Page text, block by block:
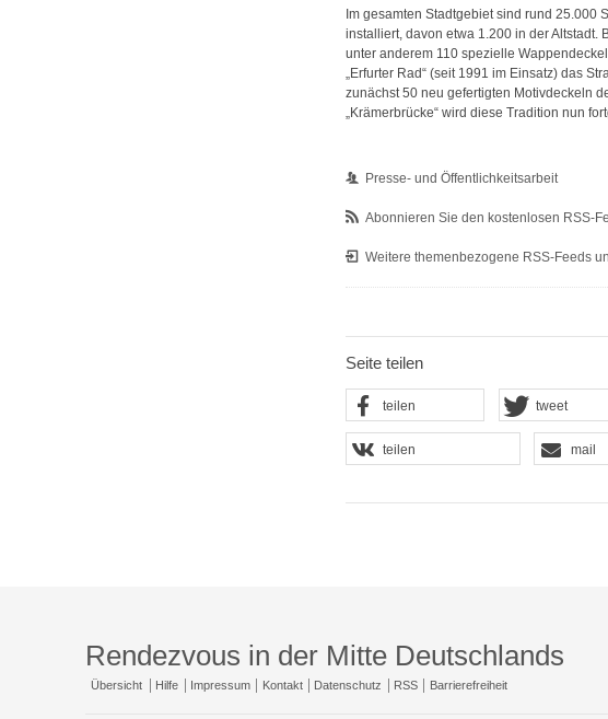
Im gesamten Stadtgebiet sind rund 25.000
installiert, davon etwa 1.200 in der Altstadt.
unter anderem 110 spezielle
„Erfurter Rad“ (seit 1991 im Einsatz) das
zunächst 50 neu gefertigten Motivdeckeln
„Krämerbrücke“ wird diese Tradition nun
Presse- und Öffentlichkeitsarbeit
Abonnieren Sie den kostenlosen RSS-
Weitere themenbezogene RSS-Feeds
Seite teilen
teilen tweet
teilen mail
Rendezvous in der Mitte Deutschlands
Übersicht Hilfe Impressum Kontakt Datenschutz RSS Barrierefreiheit